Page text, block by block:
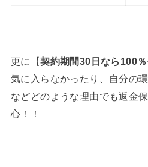
更に【契約期間30日なら100
気に入らなかったり、自分の
などどのような理由でも返金
心！！